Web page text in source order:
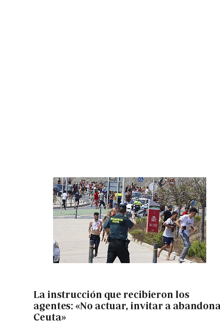
La instrucción que recibieron los
agentes: «No actuar, invitar a
Ceuta»